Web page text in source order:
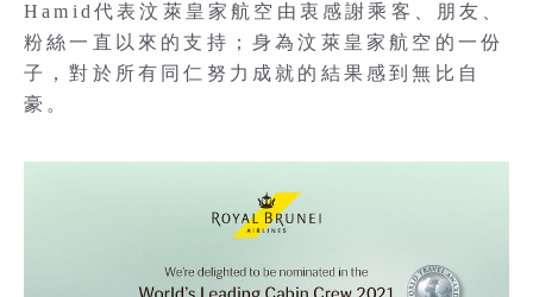
Hamid代表汶萊皇家航空由衷感謝乘客、朋友、
粉絲一直以來的支持；身為汶萊皇家航空的一份
子，對於所有同仁努力成就的結果感到無比自
豪。